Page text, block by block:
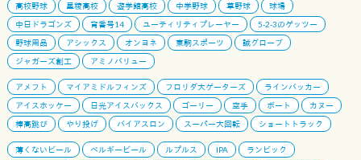
高校野球 星稜高校 遊学館高校 中学野球 草野球
球場
中日ドラゴンズ
背番号14 ユーティリティプレーヤー
5-2-3のゲッツー
野球用品
アシックス オンヨネ 東駒スポーツ
誠グローブ
ジャガーズ創工
アミノバリュー
アメフト マイアミドルフィンズ フロリダ大ゲーターズ
ラインバッカー
アイスホッケー
日光アイスバックス ゴーリー 空手 ボート
カヌー
棒高跳び
やり投げ バイアスロン スーパー大回転 ショートトラック
薄くないビール ベルギービール ルプルス IPA
ランビック